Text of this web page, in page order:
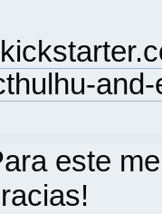
este